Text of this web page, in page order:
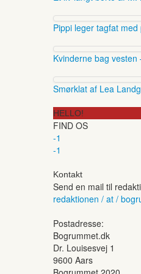
Pippi leger tagfat
Kvinderne bag
Smørklat af Lea
HELLO!
FIND OS
-1
-1
Kontakt
Send en mail til
redaktionen / at /
Postadresse:
Bogrummet.dk
Dr. Louisesvej 1
9600 Aars